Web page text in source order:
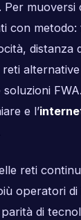
Per muoversi
con
distanza
e l’
reti
operatori
di